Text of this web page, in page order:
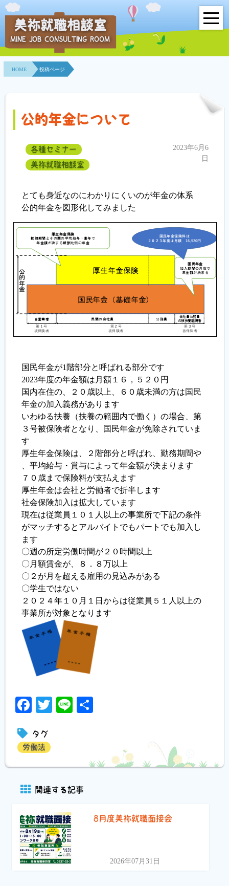
HOME
事業所紹介
相談室とは？
利用者の声
求人情報検索
各種セミナー
履歴書ジェネレーター
美祢就職相談室
MINE JOB CONSULTING ROOM
HOME 投稿ページ
公的年金について
各種セミナー
美祢就職相談室
2023年6月6
日
とても身近なのにわかりにくいのが年金の体系
公的年金を図形化してみました
国民年金が1階部分と呼ばれる部分です
2023年度の年金額は月額１６，５２０円
国内在住の、２０歳以上、６０歳未満の方は国民
年金の加入義務があります
いわゆる扶養（扶養の範囲内で働く）の場合、第
３号被保険者となり、国民年金が免除されていま
す
厚生年金保険は、２階部分と呼ばれ、勤務期間や
、平均給与・賞与によって年金額が決まります
７０歳まで保険料が支払えます
厚生年金は会社と労働者で折半します
社会保険加入は拡大しています
現在は従業員１０１人以上の事業所で下記の条件
がマッチするとアルバイトでもパートでも加入し
ます
〇週の所定労働時間が２０時間以上
〇月額賃金が、８．８万以上
〇２が月を超える雇用の見込みがある
〇学生ではない
２０２４年１０月１日からは従業員５１人以上の
事業所が対象となります
Facebook
Twitter
Line
タグ
労働法
関連する記事
8月度美祢就職面接会
2026年07月31日